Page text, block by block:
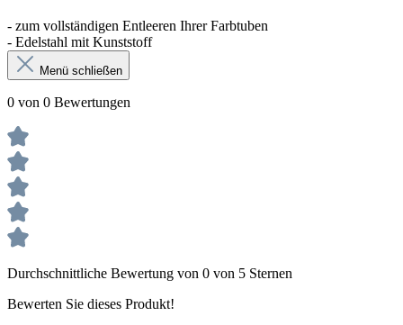
- zum vollständigen Entleeren Ihrer Farbtuben
- Edelstahl mit Kunststoff
Menü schließen
0 von 0 Bewertungen
Durchschnittliche Bewertung von 0 von 5 Sternen
Bewerten Sie dieses Produkt!